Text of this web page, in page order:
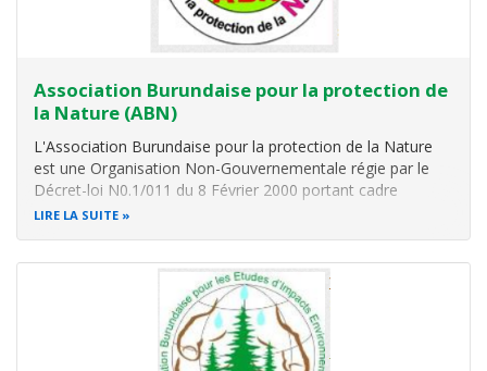
Association Burundaise pour la protection de
la Nature (ABN)
L'Association Burundaise pour la protection de la Nature
est une Organisation Non-Gouvernementale régie par le
Décret-loi N0.1/011 du 8 Février 2000 portant cadre
organique des Associations Sans But Lucratif (A.S.B.L). Elle
LIRE LA SUITE